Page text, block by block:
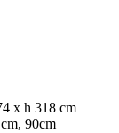
x h 318 cm
90cm